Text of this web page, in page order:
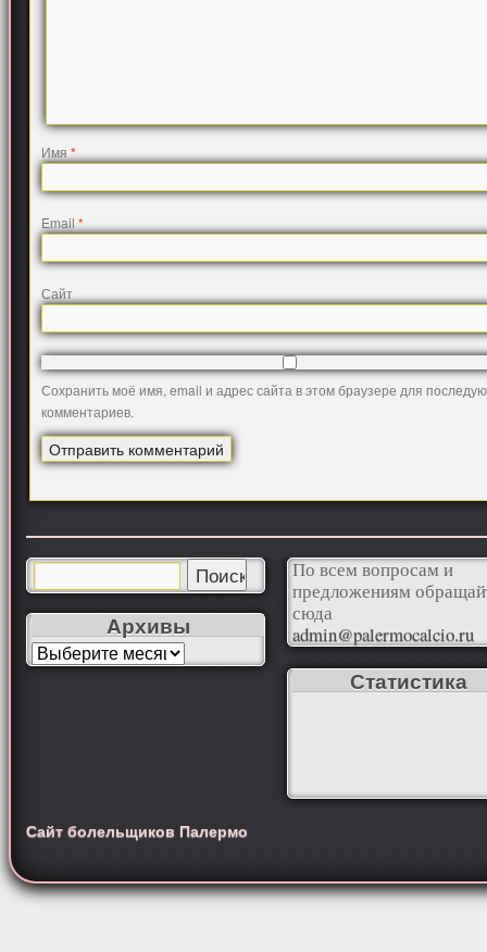
Имя*
Email*
Сайт
Сохранить моё имя, email и адрес сайта в этом браузере для
комментариев.
Архивы
По всем вопросам и
предложениям
сюда
admin@palermocalcio.ru
Статистика
Сайт болельщиков Палермо